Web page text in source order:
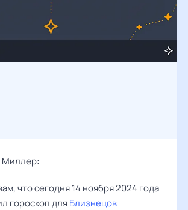
Миллер:
что сегодня 14 ноября 2024 года
гороскоп для Близнецов